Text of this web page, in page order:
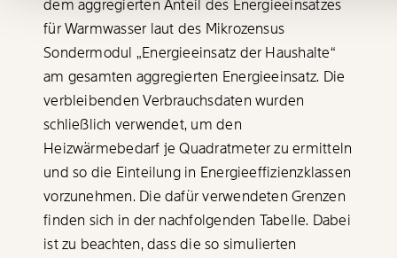
Ich möchte meine Spende
verschenken.
Du erhältst eine E-Mail mit deiner
Geschenkurkunde im PDF-Format, welche
Du ausdrucken oder weiterleiten und
verschenken kannst.
WEITER
dem aggregierten Anteil des Energieeinsatzes
für Warmwasser laut des Mikrozensus
Sondermodul „Energieeinsatz der Haushalte“
am gesamten aggregierten Energieeinsatz. Die
verbleibenden Verbrauchsdaten wurden
schließlich verwendet, um den
Heizwärmebedarf je Quadratmeter zu ermitteln
und so die Einteilung in Energieeffizienzklassen
vorzunehmen. Die dafür verwendeten Grenzen
finden sich in der nachfolgenden Tabelle. Dabei
ist zu beachten, dass die so simulierten